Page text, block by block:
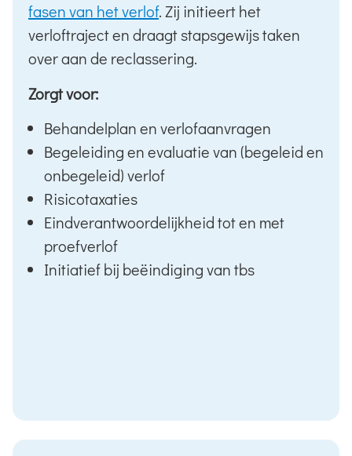
fasen van het verlof. Zij initieert het
verloftraject en draagt stapsgewijs taken
over aan de reclassering.
Zorgt voor:
Behandelplan en verlofaanvragen
Begeleiding en evaluatie van (begeleid en
onbegeleid) verlof
Risicotaxaties
Eindverantwoordelijkheid tot en met
proefverlof
Initiatief bij beëindiging van tbs